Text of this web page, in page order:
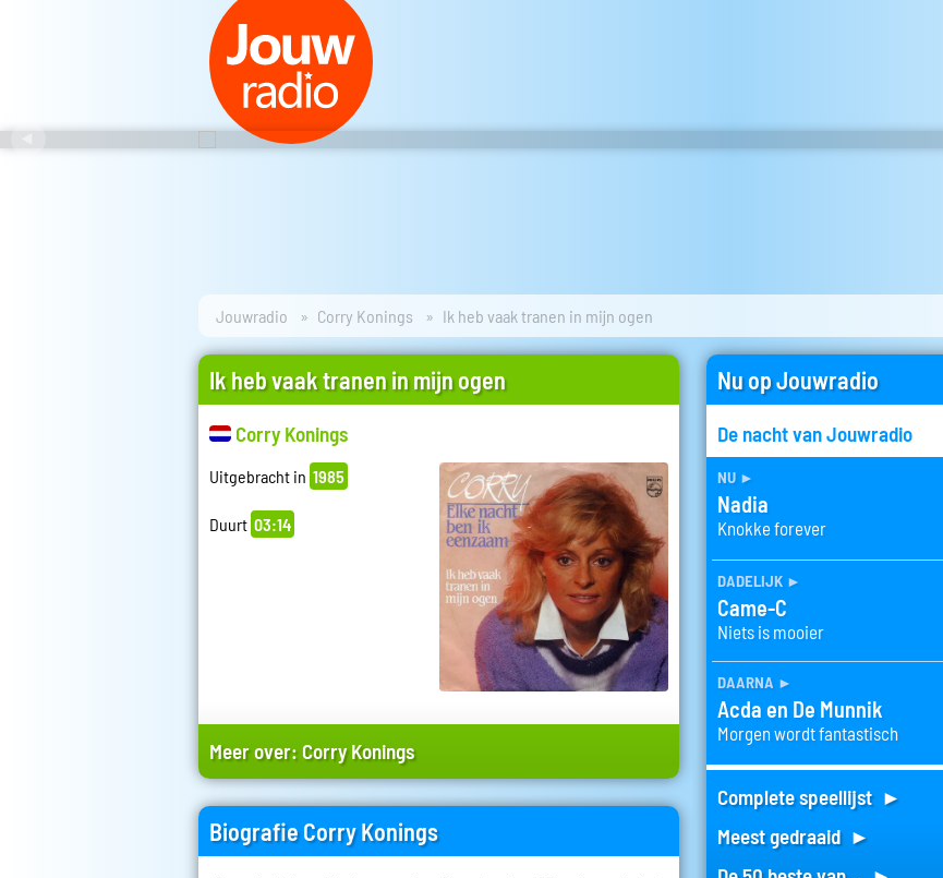
Jouwradio Corry Konings Ik heb vaak tranen in mijn ogen
Ik heb vaak tranen in mijn ogen
Corry Konings
Uitgebracht in 1985
Duurt 03:14
Meer over: Corry Konings
Biografie Corry Konings
Nu op Jouwradio
De nacht van Jouwradio
nu ►
Nadia
Knokke forever
dadelijk ►
Came-C
Niets is mooier
daarna ►
Acda en De Munnik
Morgen wordt fantastisch
Complete speellijst ►
Meest gedraaid ►